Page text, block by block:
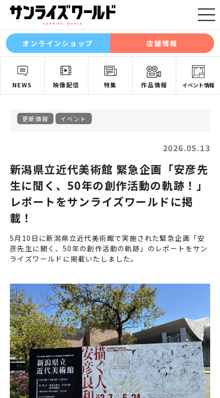
オンラインショップ 店舗情報
NEWS 映像配信 特集 作品情報 イベント情報
更新情報 イベント
2026.05.13
新潟県立近代美術館 緊急企画「安彦先
生に聞く、50年の創作活動の軌跡！」
レポートをサンライズワールドに掲
載！
5月10日に新潟県立近代美術館で実施された緊急企画「安
彦先生に聞く、50年の創作活動の軌跡」のレポートをサン
ライズワールドに掲載いたしました。